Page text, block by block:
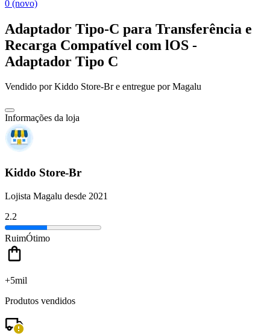
0 (novo)
Adaptador Tipo-C para Transferência e
Recarga Compatível com lOS -
Adaptador Tipo C
Vendido porKiddo Store-Bre entregue por Magalu
Informações da loja
Kiddo Store-Br
Lojista Magalu desde 2021
2.2
RuimÓtimo
+5mil
Produtos vendidos